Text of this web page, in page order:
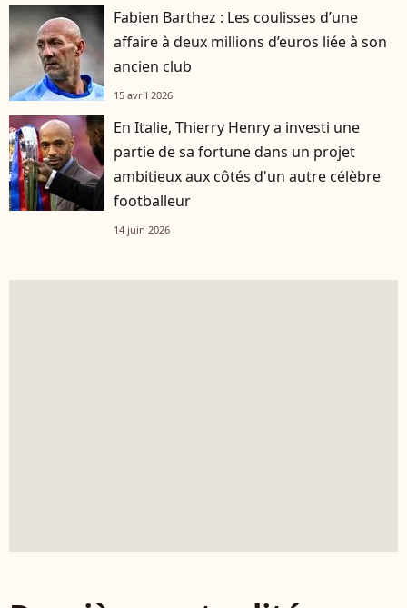
Fabien Barthez : Les coulisses d’une
affaire à deux millions d’euros liée à son
ancien club
15 avril 2026
En Italie, Thierry Henry a investi une
partie de sa fortune dans un projet
ambitieux aux côtés d'un autre célèbre
footballeur
14 juin 2026